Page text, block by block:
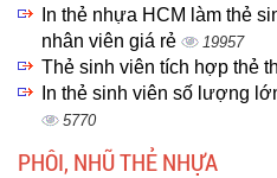
In thẻ nhựa HCM làm thẻ
nhân viên giá rẻ
19957
Thẻ sinh viên tích hợp thẻ
In thẻ sinh viên số lượng
5770
PHÔI, NHŨ THẺ NHỰA